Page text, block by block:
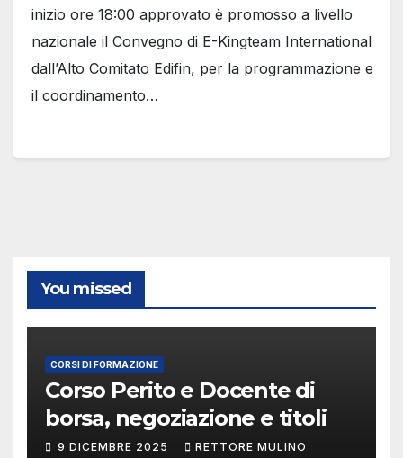
inizio ore 18:00 approvato è promosso a livello
nazionale il Convegno di E-Kingteam International
dall’Alto Comitato Edifin, per la programmazione e
il coordinamento…
You missed
CORSI DI FORMAZIONE
Corso Perito e Docente di
borsa, negoziazione e titoli
9 DICEMBRE 2025 RETTORE MULINO